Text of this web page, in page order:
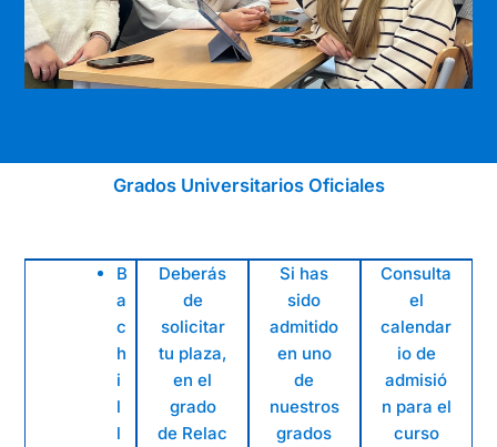
Grados Universitarios Oficiales
B
a
c
h
i
l
l
Deberás
de
solicitar
tu plaza,
en el
grado
de Relac
Si has
sido
admitido
en uno
de
nuestros
grados
Consulta
el
calendar
io de
admisió
n para el
curso